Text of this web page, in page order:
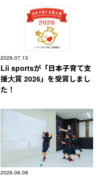
2026.07.13
Lii sportsが「日本子育て支
援大賞 2026」を受賞しまし
た！
2026.06.08